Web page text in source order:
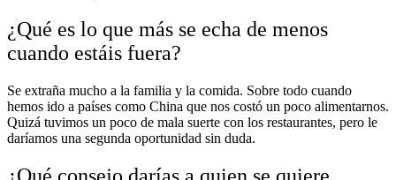
¿Qué es lo que más se echa de menos
cuando estáis fuera?
Se extraña mucho a la familia y la comida. Sobre todo cuando
hemos ido a países como China que nos costó un poco alimentarnos.
Quizá tuvimos un poco de mala suerte con los restaurantes, pero le
daríamos una segunda oportunidad sin duda.
¿Qué consejo darías a quien se quiere